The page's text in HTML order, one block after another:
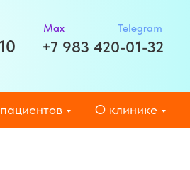
+7 983 420-01-32
Max Telegram
О клинике